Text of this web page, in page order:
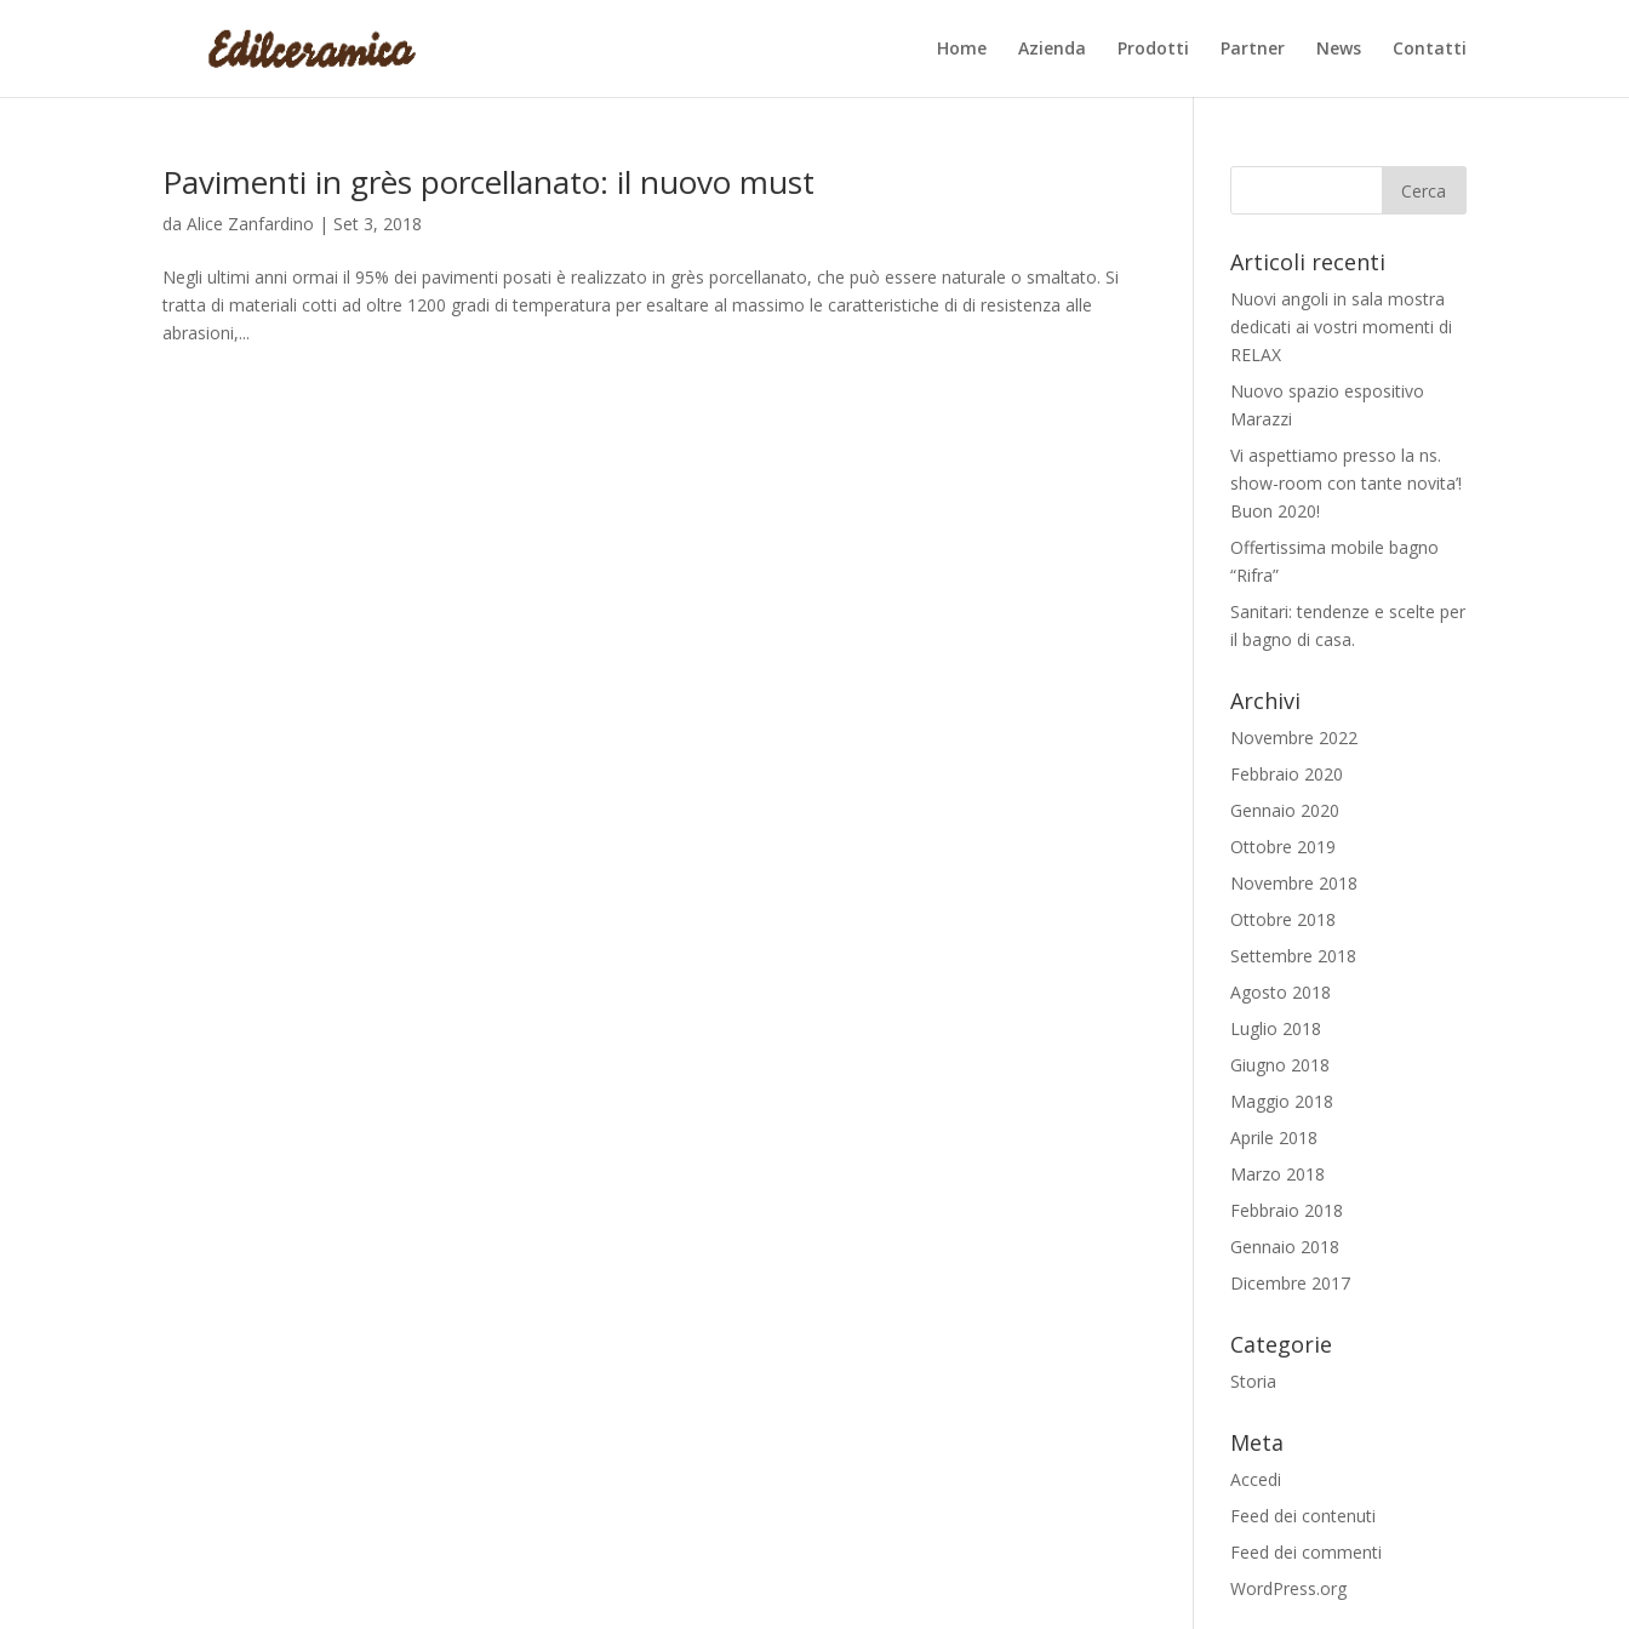
Home Azienda Prodotti Partner News Contatti
Pavimenti in grès porcellanato: il nuovo must
daAlice Zanfardino | Set 3, 2018
Negli ultimi anni ormai il 95% dei pavimenti posati è realizzato in grès porcellanato, che può essere naturale o smaltato. Si
tratta di materiali cotti ad oltre 1200 gradi di temperatura per esaltare al massimo le caratteristiche di di resistenza alle
abrasioni,...
Articoli recenti
Nuovi angoli in sala mostra
dedicati ai vostri momenti di
RELAX
Nuovo spazio espositivo
Marazzi
Vi aspettiamo presso la ns.
show-room con tante novita’!
Buon 2020!
Offertissima mobile bagno
“Rifra”
Sanitari: tendenze e scelte per
il bagno di casa.
Archivi
Novembre 2022
Febbraio 2020
Gennaio 2020
Ottobre 2019
Novembre 2018
Ottobre 2018
Settembre 2018
Agosto 2018
Luglio 2018
Giugno 2018
Maggio 2018
Aprile 2018
Marzo 2018
Febbraio 2018
Gennaio 2018
Dicembre 2017
Categorie
Storia
Meta
Accedi
Feed dei contenuti
Feed dei commenti
WordPress.org